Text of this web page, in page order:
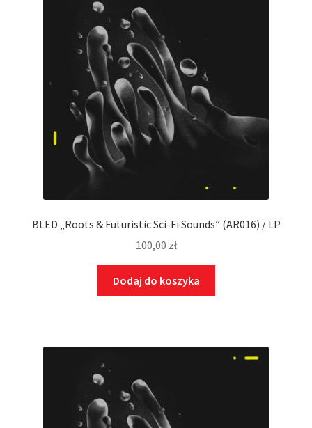
BLED „Roots & Futuristic Sci-Fi Sounds” (AR016) / LP
100,00 zł
Dodaj do koszyka